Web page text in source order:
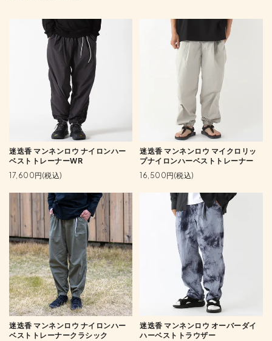
迷迭香 マンネンロウ ナイロンハー
ベストトレーナーWR
17,600円(税込)
迷迭香 マンネンロウ マイクロリッ
プナイロンハーベストトレーナー
16,500円(税込)
迷迭香 マンネンロウ ナイロンハー
ベストトレーナークラシック
迷迭香 マンネンロウ オーバーダイ
ハーベストトラウザー